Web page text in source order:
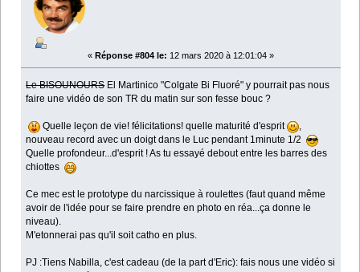
« Réponse #804 le: 12 mars 2020 à 12:01:04 »
Le BISOUNOURSEl Martinico "Colgate Bi Fluoré" y pourrait pas nous
faire une vidéo de son TR du matin sur son fesse bouc ?
Quelle leçon de vie! félicitations! quelle maturité d'esprit
,
nouveau record avec un doigt dans le Luc pendant 1minute 1/2
Quelle profondeur...d'esprit ! As tu essayé debout entre les barres des
chiottes
Ce mec est le prototype du narcissique à roulettes (faut quand même
avoir de l'idée pour se faire prendre en photo en réa...ça donne le
niveau).
M'etonnerai pas qu'il soit catho en plus.
PJ :Tiens Nabilla, c'est cadeau (de la part d'Eric): fais nous une vidéo si